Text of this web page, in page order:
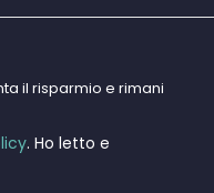
il risparmio e rimani
. Ho letto e